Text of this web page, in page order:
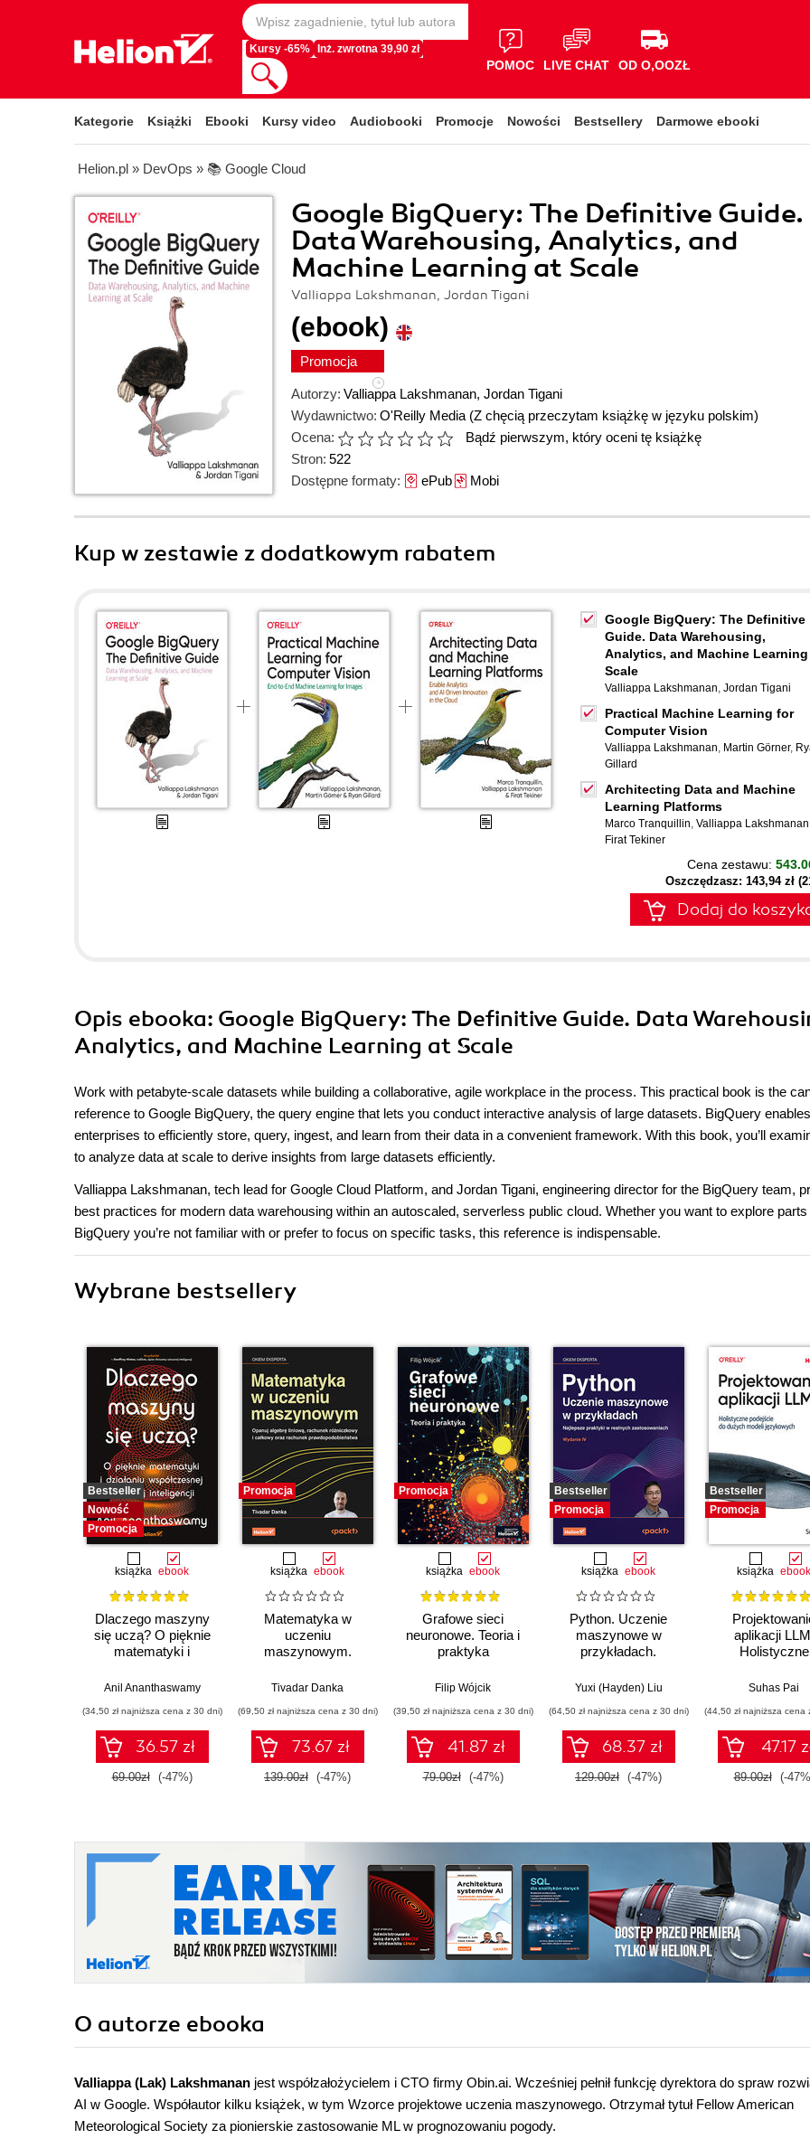
Kursy -65% Inż. zwrotna 39,90 zł
POMOC LIVE CHAT OD O,OOZŁ
Kategorie Książki Ebooki Kursy video Audiobooki Promocje Nowości Bestsellery Darmowe ebooki
Helion.pl » DevOps » 📚 Google Cloud
Google BigQuery: The Definitive Guide.
Data Warehousing, Analytics, and
Machine Learning at Scale
Valliappa Lakshmanan, Jordan Tigani
(ebook)
Promocja
Autorzy: Valliappa Lakshmanan, Jordan Tigani
Wydawnictwo: O'Reilly Media (Z chęcią przeczytam książkę w języku polskim)
Ocena:
Bądź pierwszym, który oceni tę książkę
Stron: 522
Dostępne formaty: ePubMobi
Kup w zestawie z dodatkowym rabatem
Google BigQuery: The Definitive
Guide. Data Warehousing,
Analytics, and Machine
Scale
Valliappa Lakshmanan, Jordan Tigani
Practical Machine Learning for
Computer Vision
Valliappa Lakshmanan, Martin Görner,
Gillard
Architecting Data and Machine
Learning Platforms
Marco Tranquillin, Valliappa Lakshmanan
Firat Tekiner
Cena zestawu:
Oszczędzasz: 143,94 zł
Dodaj do
Opis ebooka: Google BigQuery: The Definitive Guide. Data
Analytics, and Machine Learning at Scale
Work with petabyte-scale datasets while building a collaborative, agile workplace in the process. This practical book is the
reference to Google BigQuery, the query engine that lets you conduct interactive analysis of large datasets. BigQuery enables
enterprises to efficiently store, query, ingest, and learn from their data in a convenient framework. With this book, you’ll
to analyze data at scale to derive insights from large datasets efficiently.
Valliappa Lakshmanan, tech lead for Google Cloud Platform, and Jordan Tigani, engineering director for the BigQuery team,
best practices for modern data warehousing within an autoscaled, serverless public cloud. Whether you want to explore parts
BigQuery you’re not familiar with or prefer to focus on specific tasks, this reference is indispensable.
Wybrane bestsellery
Bestseller
Nowość
Promocja
książka ebook
Dlaczego maszyny
się uczą? O pięknie
matematyki i
współczesnej
Anil Ananthaswamy
(34,50 zł najniższa cena z 30 dni)
36.57 zł
69.00zł (-47%)
Promocja
książka ebook
Matematyka w
uczeniu
maszynowym.
liniową, rachunek
całkowy oraz
rachunek
prawdopodobieństwa
Tivadar Danka
(69,50 zł najniższa cena z 30 dni)
73.67 zł
139.00zł (-47%)
Promocja
książka ebook
Grafowe sieci
neuronowe. Teoria i
praktyka
Filip Wójcik
(39,50 zł najniższa cena z 30 dni)
41.87 zł
79.00zł (-47%)
Bestseller
Promocja
książka ebook
Python. Uczenie
maszynowe w
przykładach.
realnych
Wydanie IV
Yuxi (Hayden) Liu
(64,50 zł najniższa cena z 30 dni)
68.37 zł
129.00zł (-47%)
Bestseller
Promocja
książka ebook
aplikacji
Holistyczne
modeliSuhas Pai
(44,50 zł najniższa cena
47.17
89.00zł (-
O autorze ebooka
Valliappa (Lak) Lakshmanan jest współzałożycielem i CTO firmy Obin.ai. Wcześniej pełnił funkcję dyrektora do spraw
AI w Google. Współautor kilku książek, w tym Wzorce projektowe uczenia maszynowego. Otrzymał tytuł Fellow American
Meteorological Society za pionierskie zastosowanie ML w prognozowaniu pogody.